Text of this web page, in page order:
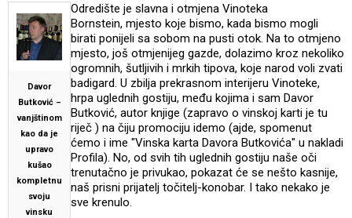
Davor
Butković –
vanjštinom
kao da je
upravo
kušao
kompletnu
svoju
vinsku
Odredište je slavna i otmjena Vinoteka
Bornstein, mjesto koje bismo, kada bismo mogli
birati ponijeli sa sobom na pusti otok. Na to otmjeno
mjesto, još otmjenijeg gazde, dolazimo kroz nekoliko
ogromnih, šutljivih i mrkih tipova, koje narod voli zvati
badigard. U zbilja prekrasnom interijeru Vinoteke,
hrpa uglednih gostiju, među kojima i sam Davor
Butković, autor knjige (zapravo o vinskoj karti je tu
riječ ) na čiju promociju idemo (ajde, spomenut
ćemo i ime "Vinska karta Davora Butkovića" u nakladi
Profila). No, od svih tih uglednih gostiju naše oči
trenutačno je privukao, pokazat će se nešto kasnije,
naš prisni prijatelj točitelj-konobar. I tako nekako je
sve krenulo.